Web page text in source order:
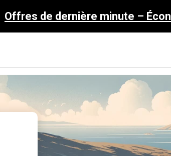
Offres de dernière minute –